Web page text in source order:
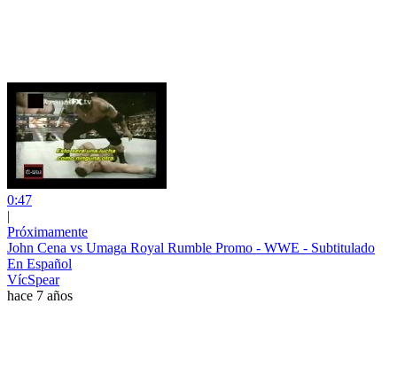
0:47
|
Próximamente
John Cena vs Umaga Royal Rumble Promo - WWE - Subtitulado
En Español
VícSpear
hace 7 años